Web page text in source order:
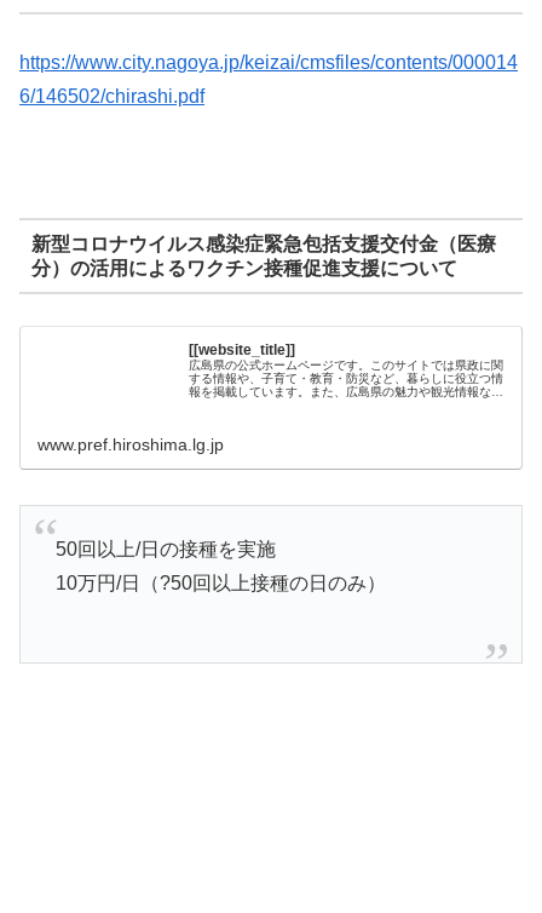
https://www.city.nagoya.jp/keizai/cmsfiles/contents/000014
6/146502/chirashi.pdf
新型コロナウイルス感染症緊急包括支援交付金（医療
分）の活用によるワクチン接種促進支援について
[[website_title]]
広島県の公式ホームページです。このサイトでは県政に関
する情報や、子育て・教育・防災など、暮らしに役立つ情
報を掲載しています。また、広島県の魅力や観光情報など
www.pref.hiroshima.lg.jp
50回以上/日の接種を実施
10万円/日（?50回以上接種の日のみ）